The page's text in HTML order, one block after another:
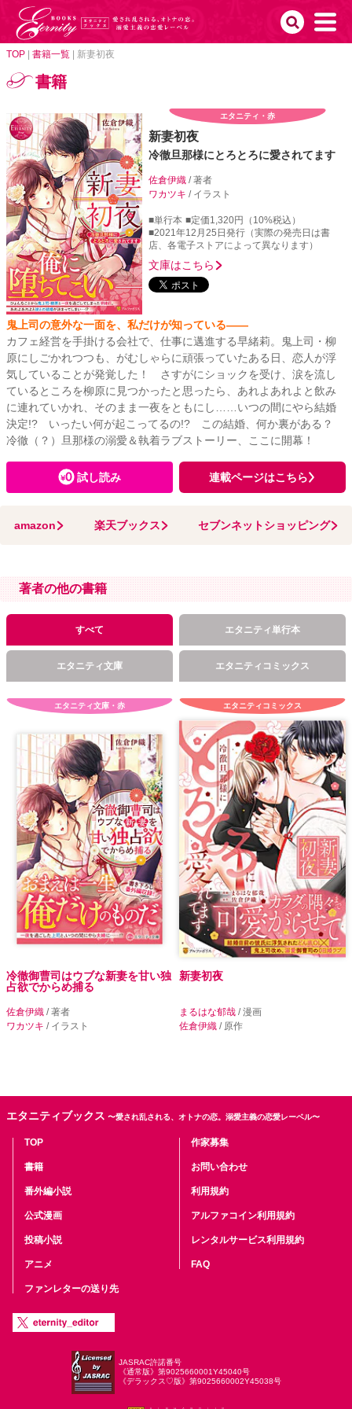
TOP 書籍一覧 新妻初夜
書籍
エタニティ・赤
新妻初夜
冷徹旦那様にとろとろに愛されてます
佐倉伊織/ 著者
ワカツキ / イラスト
■単行本 ■定価1,320円（10%税込）
■2021年12月25日発行（実際の発売日は書
店、各電子ストアによって異なります）
文庫はこちら
鬼上司の意外な一面を、私だけが知っている――
カフェ経営を手掛ける会社で、仕事に邁進する早緒莉。鬼上司・柳
原にしごかれつつも、がむしゃらに頑張っていたある日、恋人が浮
気していることが発覚した！ さすがにショックを受け、涙を流し
ているところを柳原に見つかったと思ったら、あれよあれよと飲み
に連れていかれ、そのまま一夜をともにし……いつの間にやら結婚
決定!? いったい何が起こってるの!? この結婚、何か裏がある？
冷徹（？）旦那様の溺愛＆執着ラブストーリー、ここに開幕！
試し読み 連載ページはこちら
amazon 楽天ブックス セブンネットショッピング
著者の他の書籍
すべて エタニティ単行本
エタニティ文庫 エタニティコミックス
エタニティ文庫・赤
冷徹御曹司はウブな新妻を甘い独
占欲でからめ捕る
佐倉伊織 / 著者
ワカツキ / イラスト
エタニティコミックス
新妻初夜
まるはな郁哉 / 漫画
佐倉伊織 / 原作
エタニティブックス 〜愛され乱される、オトナの恋。溺愛主義の恋愛レーベル〜
TOP
書籍
番外編小説
公式漫画
投稿小説
アニメ
ファンレターの送り先
作家募集
お問い合わせ
利用規約
アルファコイン利用規約
レンタルサービス利用規約
FAQ
JASRAC許諾番号
《通常版》第9025660001Y45040号
《デラックス♡版》第9025660002Y45038号